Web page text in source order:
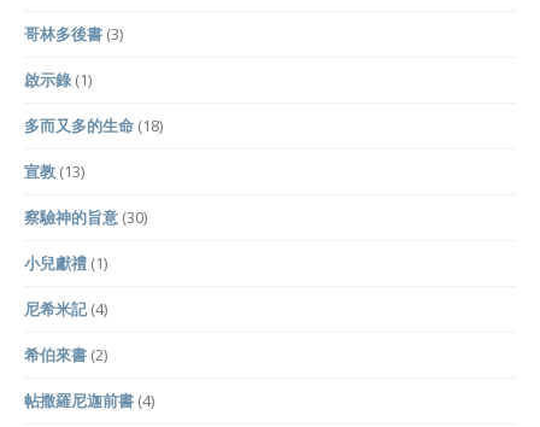
哥林多後書 (3)
啟示錄 (1)
多而又多的生命 (18)
宣教 (13)
察驗神的旨意 (30)
小兒獻禮 (1)
尼希米記(4)
希伯來書 (2)
帖撒羅尼迦前書 (4)